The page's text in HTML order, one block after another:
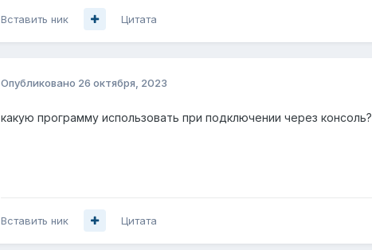
Вставить ник Цитата
Опубликовано 26 октября, 2023
какую программу использовать при подключении через консоль?
Вставить ник Цитата